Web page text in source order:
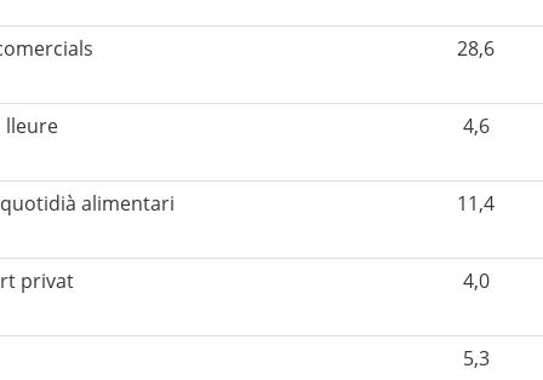
28,6
lleure 4,6
alimentari 11,4
privat 4,0
5,3